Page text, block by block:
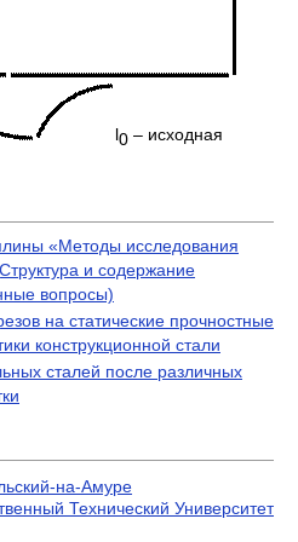
l0 – исходная
«Методы исследования
и содержание
вопросы)
на статические прочностные
конструкционной стали
сталей после различных
на-Амуре
Технический Университет